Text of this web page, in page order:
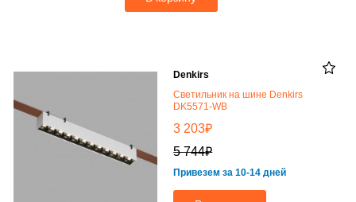
Denkirs
Светильник на шине Denkirs
DK5571-WB
3 203₽
5 744₽
Привезем за 10-14 дней